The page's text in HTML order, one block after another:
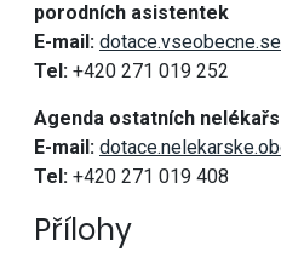
porodních asistentek
E-mail:
Tel:+420 271 019 252
Agenda ostatních
E-mail:
Tel:+420 271 019 408
Přílohy